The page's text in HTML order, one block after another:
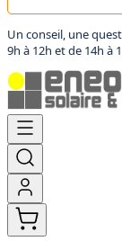
Un conseil, une
9h à 12h et de 14h à
Aller
contenu